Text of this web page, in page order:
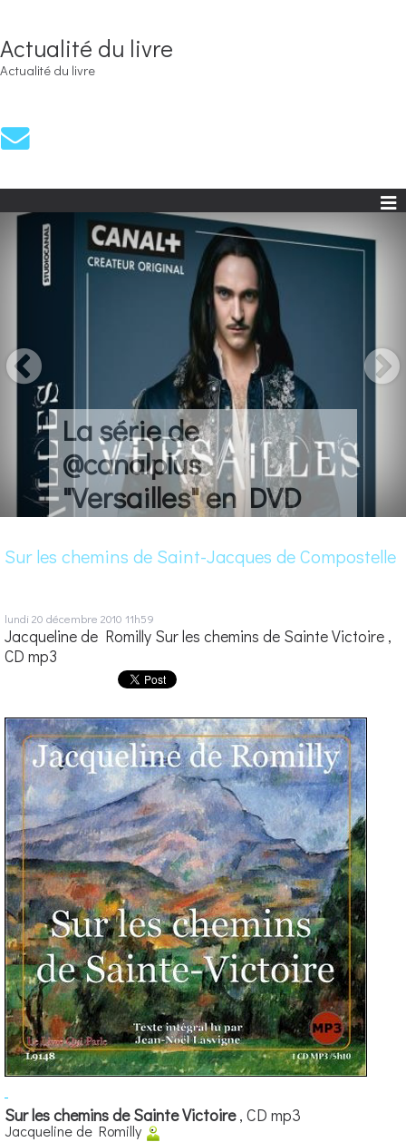
Actualité du livre
Actualité du livre
La série de
@canalplus
"Versailles" en DVD
Sur les chemins de Saint-Jacques de Compostelle
lundi 20 décembre 2010 11h59
Jacqueline de Romilly Sur les chemins de Sainte Victoire ,
CD mp3
Sur les chemins de Sainte Victoire, CD mp3
Jacqueline de Romilly